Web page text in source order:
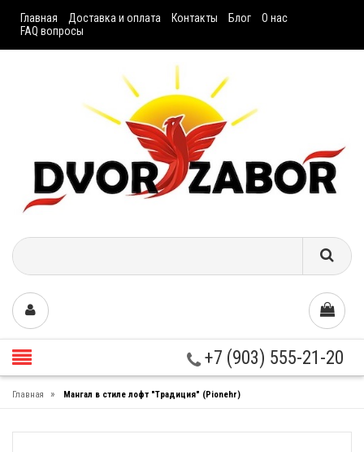
Главная Доставка и оплата Контакты Блог
О нас
FAQ вопросы
+7 (903) 555-21-20
Главная » Мангал в стиле лофт "Традиция" (Pionehr)